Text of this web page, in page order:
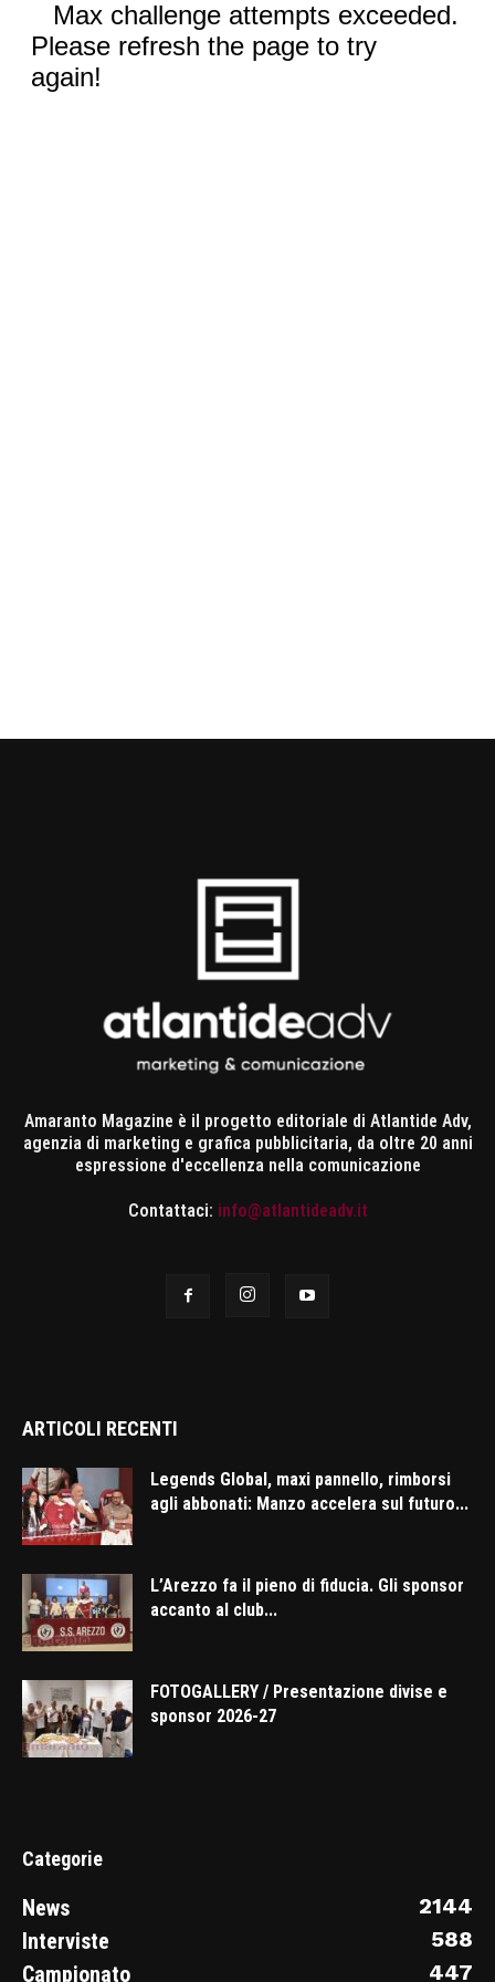
Amaranto Magazine è il progetto editoriale di Atlantide Adv,
agenzia di marketing e grafica pubblicitaria, da oltre 20 anni
espressione d'eccellenza nella comunicazione
Contattaci: info@atlantideadv.it
ARTICOLI RECENTI
Legends Global, maxi pannello, rimborsi
agli abbonati: Manzo accelera sul futuro...
L’Arezzo fa il pieno di fiducia. Gli sponsor
accanto al club...
FOTOGALLERY / Presentazione divise e
sponsor 2026-27
Categorie
News
2144
Interviste
588
Campionato
447